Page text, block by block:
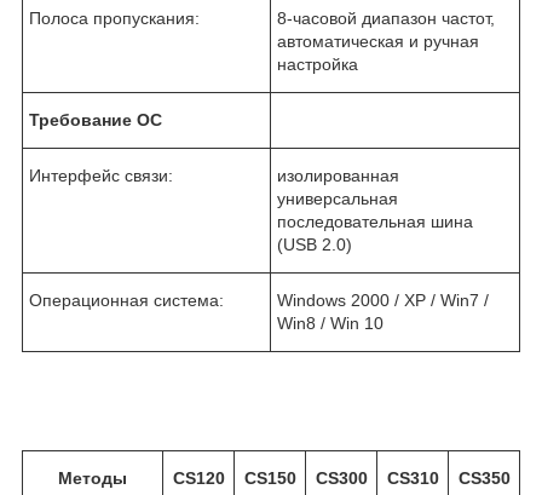
Полоса пропускания:
8-часовой диапазон частот,
автоматическая и ручная
настройка
Требование ОС
Интерфейс связи:
изолированная
универсальная
последовательная шина
(USB 2.0)
Операционная система:
Windows 2000 / XP / Win7 /
Win8 / Win 10
Методы CS120 CS150 CS300 CS310 CS350